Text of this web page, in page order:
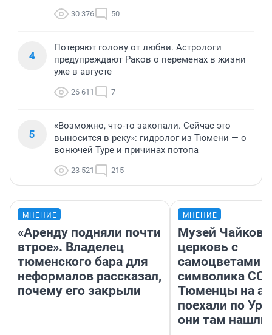
30 376 50
4
Потеряют голову от любви. Астрологи
предупреждают Раков о переменах в жизни
уже в августе
26 611 7
5
«Возможно, что-то закопали. Сейчас это
выносится в реку»: гидролог из Тюмени — о
вонючей Туре и причинах потопа
23 521 215
МНЕНИЕ
«Аренду подняли почти
втрое». Владелец
тюменского бара для
неформалов рассказал,
почему его закрыли
МНЕНИЕ
Музей
церковь с
самоцветами
символика
Тюменцы на
поехали по
они там нашли